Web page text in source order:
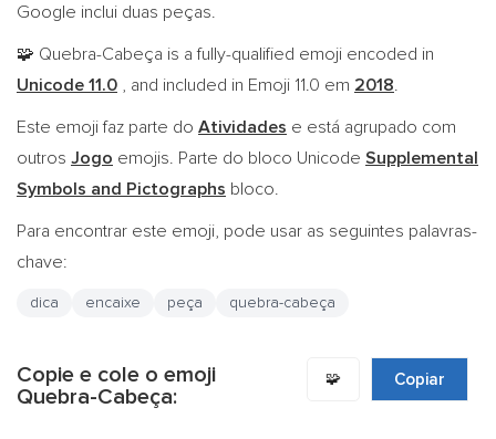
Google inclui duas peças.
🧩 Quebra-Cabeça is a fully-qualified emoji encoded in
Unicode 11.0 , and included in Emoji 11.0 em 2018.
Este emoji faz parte do Atividades e está agrupado com
outros Jogo emojis. Parte do bloco Unicode Supplemental
Symbols and Pictographs bloco.
Para encontrar este emoji, pode usar as seguintes palavras-
chave:
dica encaixe peça quebra-cabeça
Copie e cole o emoji
Quebra-Cabeça:
🧩 Copiar